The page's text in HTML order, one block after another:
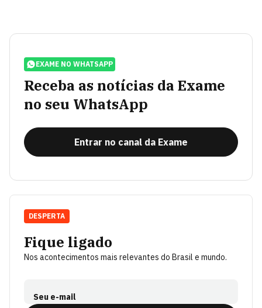
EXAME NO WHATSAPP
Receba as notícias da Exame
no seu WhatsApp
Entrar no canal da Exame
Fique ligado
Nos acontecimentos mais relevantes do Brasil e mundo.
Seu e-mail
DESPERTA